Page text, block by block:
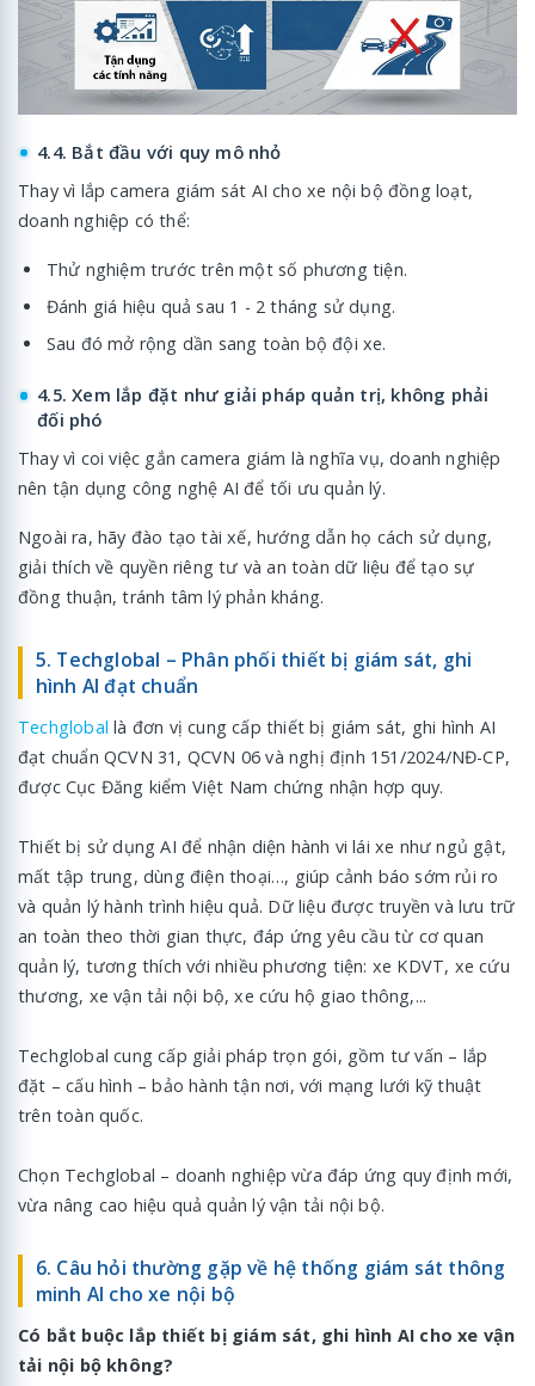
4.4. Bắt đầu với quy mô nhỏ
Thay vì lắp camera giám sát AI cho xe nội bộ đồng loạt,
doanh nghiệp có thể:
Thử nghiệm trước trên một số phương tiện.
Đánh giá hiệu quả sau 1 - 2 tháng sử dụng.
Sau đó mở rộng dần sang toàn bộ đội xe.
4.5. Xem lắp đặt như giải pháp quản trị, không phải
đối phó
Thay vì coi việc gắn camera giám là nghĩa vụ, doanh nghiệp
nên tận dụng công nghệ AI để tối ưu quản lý.
Ngoài ra, hãy đào tạo tài xế, hướng dẫn họ cách sử dụng,
giải thích về quyền riêng tư và an toàn dữ liệu để tạo sự
đồng thuận, tránh tâm lý phản kháng.
5. Techglobal – Phân phối thiết bị giám sát, ghi
hình AI đạt chuẩn
Techgloballà đơn vị cung cấp thiết bị giám sát, ghi hình AI
đạt chuẩn QCVN 31, QCVN 06 và nghị định 151/2024/NĐ-CP,
được Cục Đăng kiểm Việt Nam chứng nhận hợp quy.
Thiết bị sử dụng AI để nhận diện hành vi lái xe như ngủ gật,
mất tập trung, dùng điện thoại…, giúp cảnh báo sớm rủi ro
và quản lý hành trình hiệu quả. Dữ liệu được truyền và lưu trữ
an toàn theo thời gian thực, đáp ứng yêu cầu từ cơ quan
quản lý, tương thích với nhiều phương tiện: xe KDVT, xe cứu
thương, xe vận tải nội bộ, xe cứu hộ giao thông,...
Techglobal cung cấp giải pháp trọn gói, gồm tư vấn – lắp
đặt – cấu hình – bảo hành tận nơi, với mạng lưới kỹ thuật
trên toàn quốc.
Chọn Techglobal – doanh nghiệp vừa đáp ứng quy định mới,
vừa nâng cao hiệu quả quản lý vận tải nội bộ.
6. Câu hỏi thường gặp về hệ thống giám sát thông
minh AI cho xe nội bộ
Có bắt buộc lắp thiết bị giám sát, ghi hình AI cho xe vận
tải nội bộ không?